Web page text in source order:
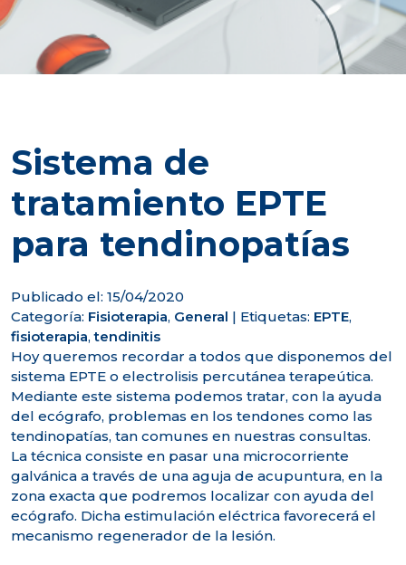
Sistema de
tratamiento EPTE
para tendinopatías
Publicado el: 15/04/2020
Categoría: Fisioterapia, General | Etiquetas: EPTE,
fisioterapia,tendinitis
Hoy queremos recordar a todos que disponemos del
sistema EPTE o electrolisis percutánea terapeútica.
Mediante este sistema podemos tratar, con la ayuda
del ecógrafo, problemas en los tendones como las
tendinopatías, tan comunes en nuestras consultas.
La técnica consiste en pasar una microcorriente
galvánica a través de una aguja de acupuntura, en la
zona exacta que podremos localizar con ayuda del
ecógrafo. Dicha estimulación eléctrica favorecerá el
mecanismo regenerador de la lesión.